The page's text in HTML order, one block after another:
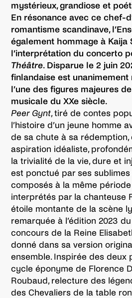
mystérieux, grandiose et
En résonance avec ce chef-
romantisme scandinave,
également hommage à Kaija
l’interprétation du concerto
Théâtre. Disparue le 2 juin
finlandaise est
l’une des figures majeures
musicale du XXe siècle.
Peer Gynt, tiré de contes
l’histoire d’un jeune homme
de sa chute à sa rédemption,
aspiration idéaliste,
la trivialité de la vie, dure et
est ponctué par ses sublimes
composés à la même
interprétés par la chanteuse
étoile montante de la scène
remarquée à l’édition 2023
concours de la Reine
donné dans sa version
ensemble. Inspirée des deux
cycle éponyme de Florence
Roubaud, relecture des
des Chevaliers de la table